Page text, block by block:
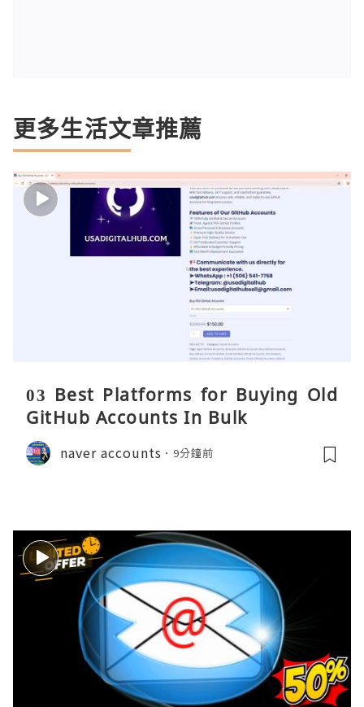
更多生活文章推薦
03 Best Platforms for Buying Old
GitHub Accounts In Bulk
naver accounts 9分鐘前